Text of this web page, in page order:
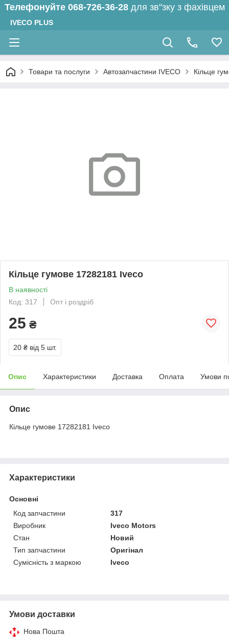
Телефонуйте 068-726-36-28 для зв"зку з фахівцем
IVECO PLUS
Товари та послуги Автозапчастини IVECO Кільце
Кільце гумове 17282181 Iveco
В наявності
Код: 317
Опт і роздріб
25 ₴
20 ₴ від 5 шт.
Опис Характеристики Доставка Оплата Умови
Опис
Кільце гумове 17282181 Iveco
Характеристики
Основні
Код запчастини
317
Виробник
Iveco Motors
Стан
Новий
Тип запчастини
Оригінал
Сумісність з маркою
Iveco
Умови доставки
Нова Пошта